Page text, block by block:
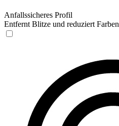
Anfallssicheres Profil
Entfernt Blitze und reduziert Farben